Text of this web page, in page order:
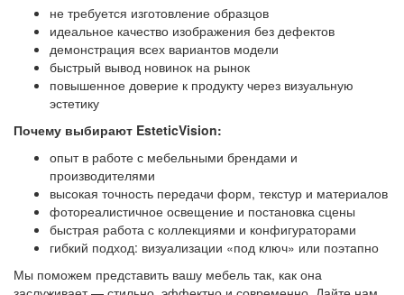
не требуется изготовление образцов
идеальное качество изображения без дефектов
демонстрация всех вариантов модели
быстрый вывод новинок на рынок
повышенное доверие к продукту через визуальную
эстетику
Почему выбирают EsteticVision:
опыт в работе с мебельными брендами и
производителями
высокая точность передачи форм, текстур и материалов
фотореалистичное освещение и постановка сцены
быстрая работа с коллекциями и конфигураторами
гибкий подход: визуализации «под ключ» или поэтапно
Мы поможем представить вашу мебель так, как она